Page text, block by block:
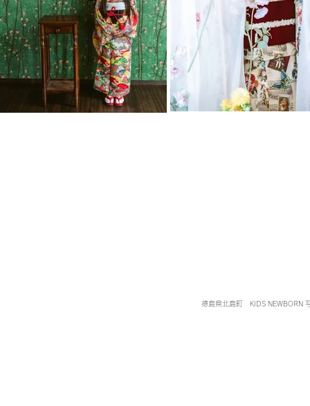
徳島県北島町 KIDS NEWBORN